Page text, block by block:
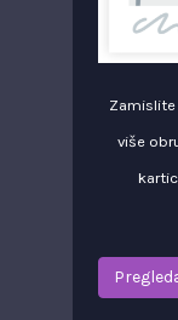
Zamislite
više